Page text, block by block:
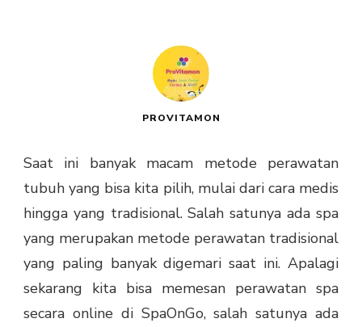
PROVITAMON
Saat ini banyak macam metode perawatan
tubuh yang bisa kita pilih, mulai dari cara medis
hingga yang tradisional. Salah satunya ada spa
yang merupakan metode perawatan tradisional
yang paling banyak digemari saat ini. Apalagi
sekarang kita bisa memesan perawatan spa
secara online di SpaOnGo, salah satunya ada